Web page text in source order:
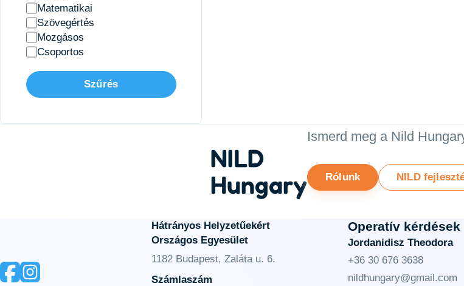
Matematikai
Szövegértés
Mozgásos
Csoportos
Szűrés
NILD
Hungary
Ismerd meg a Nild
Rólunk NILD
Hátrányos Helyzetűekért
Országos Egyesület
1182 Budapest, Zaláta u. 6.
Számlaszám
Operatív kérdések
Jordanidisz Theodora
+36 30 676 3638
nildhungary@gmail.com